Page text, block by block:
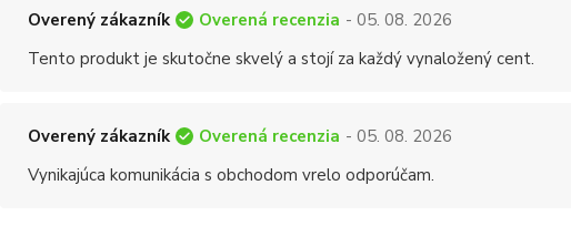
Overený zákazník Overená recenzia - 05. 08. 2026
Tento produkt je skutočne skvelý a stojí za každý vynaložený cent.
Overený zákazník Overená recenzia - 05. 08. 2026
Vynikajúca komunikácia s obchodom vrelo odporúčam.